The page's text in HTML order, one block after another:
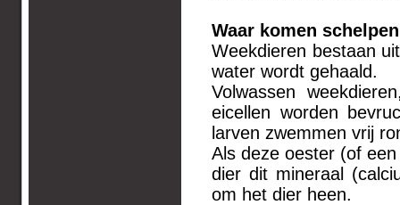
Waar komen
Weekdieren bestaan
water wordt gehaald.
Volwassen
eicellen worden
larven zwemmen vrij
Als deze oester (of
dier dit mineraal
om het dier heen.